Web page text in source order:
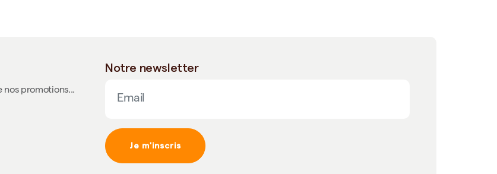
nos promotions...
Notre newsletter
Je m'inscris